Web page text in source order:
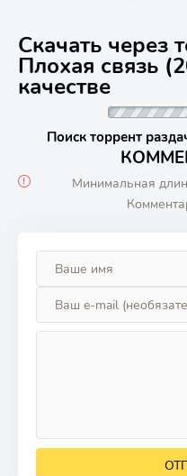
Скачать через
Плохая связь
качестве
Поиск торрент
Минимальная